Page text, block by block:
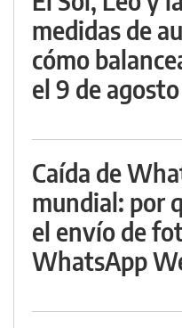
medidas de
cómo
el 9 de agosto
Caída de
mundial: por
el envío de
WhatsApp